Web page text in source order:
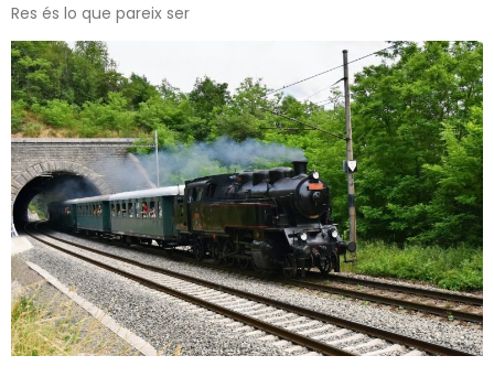
Res és lo que pareix ser